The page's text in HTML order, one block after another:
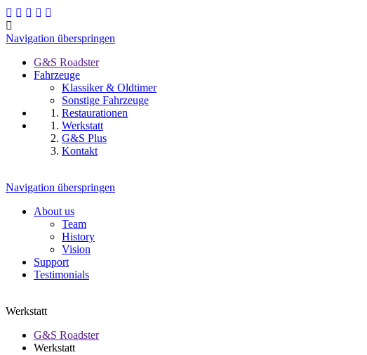
Navigation überspringen
G&S Roadster
Fahrzeuge
Klassiker & Oldtimer
Sonstige Fahrzeuge
Restaurationen
Werkstatt
G&S Plus
Kontakt
Navigation überspringen
About us
Team
History
Vision
Support
Testimonials
Werkstatt
G&S Roadster
Werkstatt